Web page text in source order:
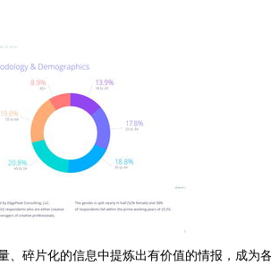
碎片化的信息中提炼出有价值的情报，成为